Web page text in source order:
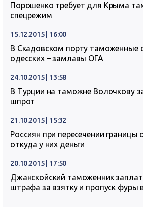
Порошенко требует для Крыма
спецрежим
15.12.2015 | 16:00
В Скадовском порту таможенные
одесских – замлавы ОГА
24.10.2015 | 13:58
В Турции на таможне Волочкову
шпрот
21.10.2015 | 15:32
Россиян при пересечении границы
откуда у них деньги
20.10.2015 | 17:50
Джанскойский таможенник
штрафа за взятку и пропуск фуры